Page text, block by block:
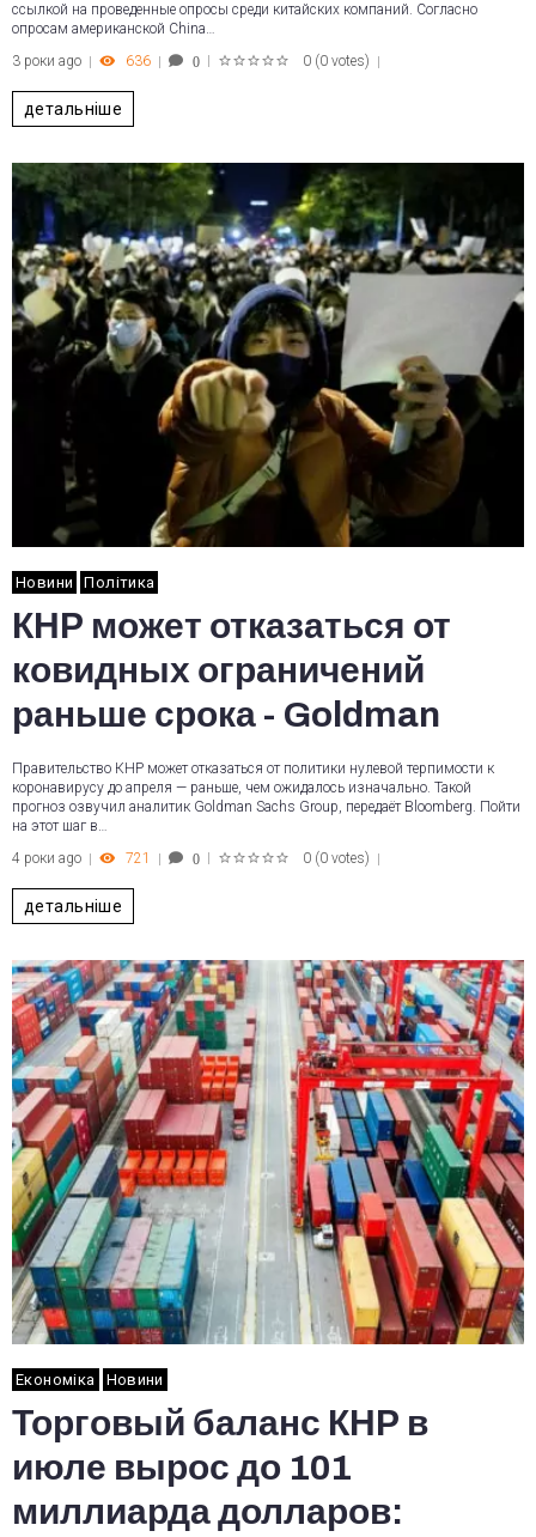
ссылкой на проведенные опросы среди китайских компаний. Согласно
опросам американской China…
3 роки ago
636 0 0 (0 votes)
детальніше
Новини Політика
КНР может отказаться от
ковидных ограничений
раньше срока - Goldman
Правительство КНР может отказаться от политики нулевой терпимости к
коронавирусу до апреля — раньше, чем ожидалось изначально. Такой
прогноз озвучил аналитик Goldman Sachs Group, передаёт Bloomberg. Пойти
на этот шаг в…
4 роки ago
721 0 0 (0 votes)
детальніше
Економіка Новини
Торговый баланс КНР в
июле вырос до 101
миллиарда долларов: